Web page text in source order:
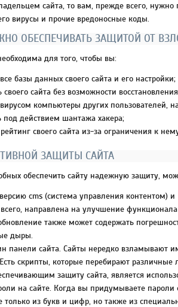
сайта, то вам, прежде всего,
вирусы и прочие вредоносные коды.
ОБЕСПЕЧИВАТЬ ЗАЩИТОЙ ОТ
для того, чтобы вы:
базы данных своего сайта и его настройки;
сайта без возможности
компьютеры других
под действием шантажа хакера;
своего сайта из-за ограничения к
ЗАЩИТЫ САЙТА
обеспечить сайту надежную защиту,
cms (система управления контентом)
направлена на улучшение
также может содержать
дыры.
панели сайта. Сайты нередко взламывают
скрипты, которые перебирают
защиту сайта, является
на сайте. Когда вы придумываете
только из букв и цифр, но также из